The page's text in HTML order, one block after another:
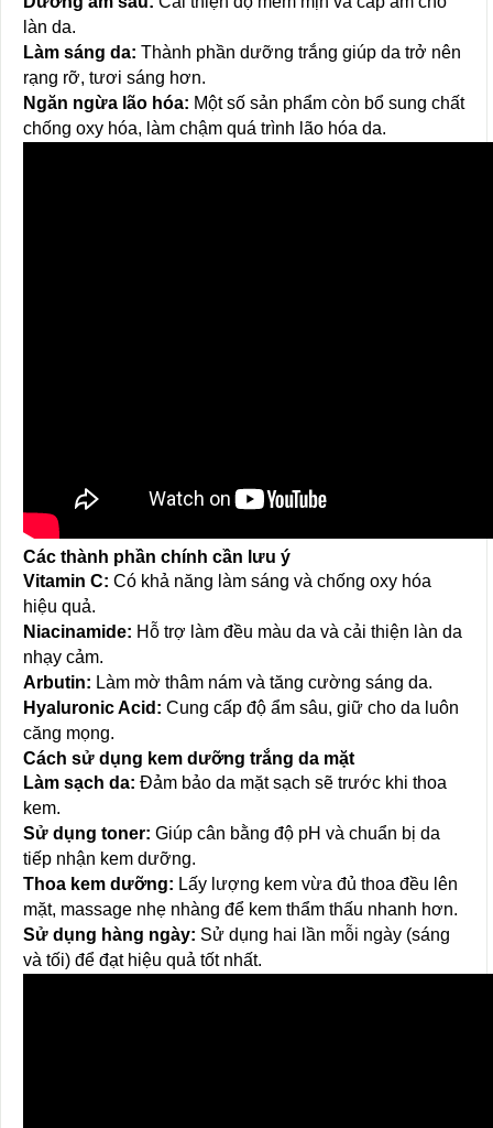
làn da.
Làm sáng da: Thành phần dưỡng trắng giúp da trở nên
rạng rỡ, tươi sáng hơn.
Ngăn ngừa lão hóa: Một số sản phẩm còn bổ sung chất
chống oxy hóa, làm chậm quá trình lão hóa da.
Các thành phần chính cần lưu ý
Vitamin C: Có khả năng làm sáng và chống oxy hóa
hiệu quả.
Niacinamide: Hỗ trợ làm đều màu da và cải thiện làn da
nhạy cảm.
Arbutin: Làm mờ thâm nám và tăng cường sáng da.
Hyaluronic Acid: Cung cấp độ ẩm sâu, giữ cho da luôn
căng mọng.
Cách sử dụng kem dưỡng trắng da mặt
Làm sạch da: Đảm bảo da mặt sạch sẽ trước khi thoa
kem.
Sử dụng toner: Giúp cân bằng độ pH và chuẩn bị da
tiếp nhận kem dưỡng.
Thoa kem dưỡng: Lấy lượng kem vừa đủ thoa đều lên
mặt, massage nhẹ nhàng để kem thẩm thấu nhanh hơn.
Sử dụng hàng ngày: Sử dụng hai lần mỗi ngày (sáng
và tối) để đạt hiệu quả tốt nhất.